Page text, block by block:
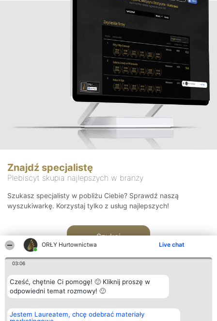
ORŁY Hurtownictwa Live chat
03:06
Cześć, chętnie Ci pomogę! 🙂 Kliknij proszę w
odpowiedni temat rozmowy! 🙂
Jestem Laureatem, chcę odebrać materiały
Znajdź specjalistę
Plebiscyt skupia najlepszych w branży
Szukasz specjalisty w pobliżu Ciebie? Sprawdź naszą
wyszukiwarkę. Korzystaj tylko z usług najlepszych!
Szukaj
Organizator plebiscytu
Bright Side Solutions sp. z o.
Plebiscyt
Laureaci
Kontakt
Kontakt